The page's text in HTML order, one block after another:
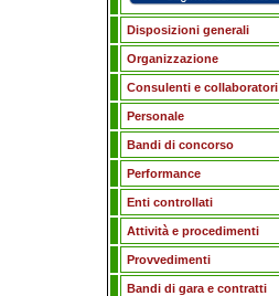
Disposizioni generali
Organizzazione
Consulenti e collaboratori
Personale
Bandi di concorso
Performance
Enti controllati
Attività e procedimenti
Provvedimenti
Bandi di gara e contratti